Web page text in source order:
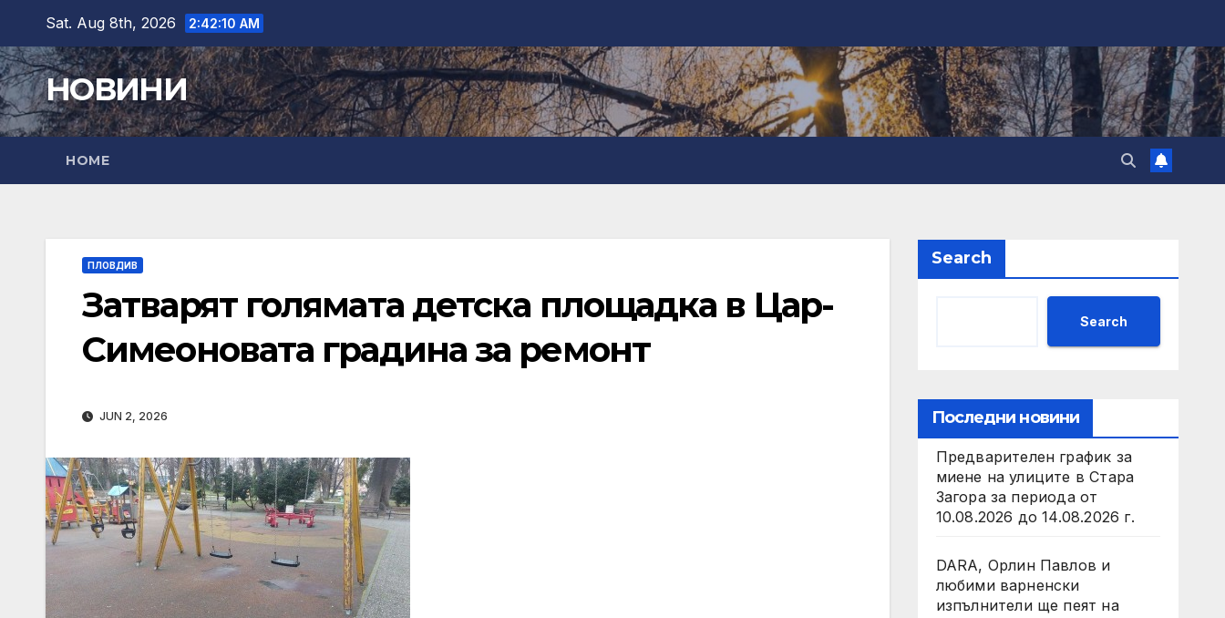
content
Sat. Aug 8th, 2026 2:42:11 AM
НОВИНИ
HOME
ПЛОВДИВ
Затварят голямата детска площадка в Цар-
Симеоновата градина за ремонт
JUN 2, 2026
Search
Search
Последни новини
Предварителен график за
миене на улиците в Стара
Загора за периода от
10.08.2026 до 14.08.2026 г.
DARA, Орлин Павлов и
любими варненски
изпълнители ще пеят на